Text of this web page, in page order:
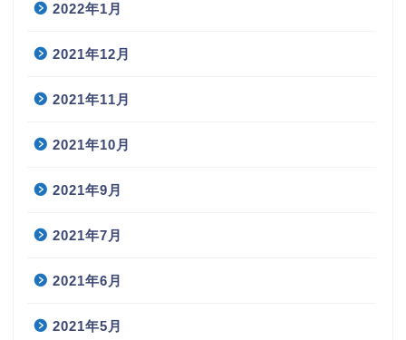
2022年1月
2021年12月
2021年11月
2021年10月
2021年9月
2021年7月
2021年6月
2021年5月